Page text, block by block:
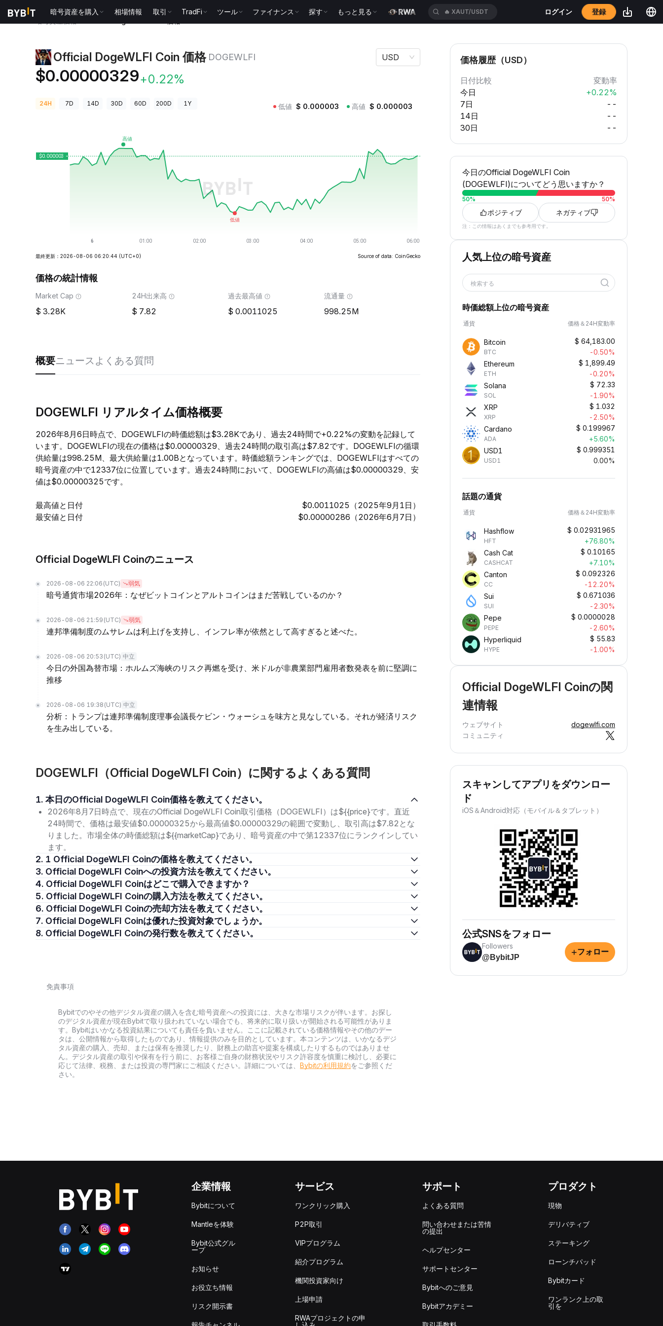
暗号資産を購入 相場情報 取引 TradFi ツール ファイナンス 探す もっと見る 🔥 ADAUSDT ログイン 登録
Official DogeWLFI Coin 価格 DOGEWLFI
$0.00000329+0.22%
USD
24H 7D 14D 30D 60D 200D 1Y 低値 $ 0.000003 高値 $ 0.000003
最終更新：2026-08-06 06:20:44 (UTC+0) Source of data: CoinGecko
価格の統計情報
Market Cap
3.28K
24H出来高
7.82
過去最高値
0.0011025
流通量
998.25M
概要ニュースよくある質問
DOGEWLFI リアルタイム価格概要
2026年8月6日時点で、DOGEWLFIの時価総額は$3.28Kであり、過去24時間で+0.22%の変動を記録して
います。DOGEWLFIの現在の価格は$0.00000329、過去24時間の取引高は$7.82です。DOGEWLFIの循環
供給量は998.25M、最大供給量は1.00Bとなっています。時価総額ランキングでは、DOGEWLFIはすべての
暗号資産の中で12337位に位置しています。過去24時間において、DOGEWLFIの高値は$0.00000329、安
値は$0.00000325です。
最高値と日付
$0.0011025（2025年9月1日）
最安値と日付
$0.00000286（2026年6月7日）
Official DogeWLFI Coinのニュース
2026-08-06 22:06 (UTC) 弱気
暗号通貨市場2026年：なぜビットコインとアルトコインはまだ苦戦しているのか？
2026-08-06 21:59 (UTC) 弱気
連邦準備制度のムサレムは利上げを支持し、インフレ率が依然として高すぎると述べた。
2026-08-06 20:53 (UTC) 中立
今日の外国為替市場：ホルムズ海峡のリスク再燃を受け、米ドルが非農業部門雇用者数発表を前に堅調に
推移
2026-08-06 19:38 (UTC) 中立
分析：トランプは連邦準備制度理事会議長ケビン・ウォーシュを味方と見なしている。それが経済リスク
を生み出している。
DOGEWLFI（Official DogeWLFI Coin）に関するよくある質問
1. 本日のOfficial DogeWLFI Coin価格を教えてください。
2026年8月7日時点で、現在のOfficial DogeWLFI Coin取引価格（DOGEWLFI）は${{price}です。直近
24時間で、価格は最安値$0.00000325から最高値$0.00000329の範囲で変動し、取引高は$7.82とな
りました。市場全体の時価総額は${{marketCap}であり、暗号資産の中で第12337位にランクインしてい
ます。
2. 1 Official DogeWLFI Coinの価格を教えてください。
3. Official DogeWLFI Coinへの投資方法を教えてください。
4. Official DogeWLFI Coinはどこで購入できますか？
5. Official DogeWLFI Coinの購入方法を教えてください。
6. Official DogeWLFI Coinの売却方法を教えてください。
7. Official DogeWLFI Coinは優れた投資対象でしょうか。
8. Official DogeWLFI Coinの発行数を教えてください。
免責事項
Bybitでのやその他デジタル資産の購入を含む暗号資産への投資には、大きな市場リスクが伴います。お探し
のデジタル資産が現在Bybitで取り扱われていない場合でも、将来的に取り扱いが開始される可能性がありま
す。Bybitはいかなる投資結果についても責任を負いません。ここに記載されている価格情報やその他のデー
タは、公開情報から取得したものであり、情報提供のみを目的としています。本コンテンツは、いかなるデジ
タル資産の購入、売却、または保有を推奨したり、財務上の助言や提案を構成したりするものではありませ
ん。デジタル資産の取引や保有を行う前に、お客様ご自身の財務状況やリスク許容度を慎重に検討し、必要に
応じて法律、税務、または投資の専門家にご相談ください。詳細については、 Bybitの利用規約をご参照くだ
さい。
価格履歴（USD）
日付比較
変動率
今日
+0.22%
7日
--
14日
--
30日
--
今日のOfficial DogeWLFI Coin
(DOGEWLFI)についてどう思いますか？
50% 50%
ポジティブ ネガティブ
注：この情報はあくまでも参考用です。
人気上位の暗号資産
検索する
時価総額上位の暗号資産
通貨 価格＆24H変動率
Bitcoin
BTC
$ 64,183.00
-0.50%
Ethereum
ETH
$ 1,899.49
-0.20%
Solana
SOL
$ 72.33
-1.90%
XRP
XRP
$ 1.032
-2.50%
Cardano
ADA
$ 0.199967
+5.60%
USD1
USD1
$ 0.999351
0.00%
話題の通貨
通貨 価格＆24H変動率
Hashflow
HFT
$ 0.02931965
+76.80%
Cash Cat
CASHCAT
$ 0.10165
+7.10%
Canton
CC
$ 0.092326
-12.20%
Sui
SUI
$ 0.671036
-2.30%
Pepe
PEPE
$ 0.0000028
-2.60%
Hyperliquid
HYPE
$ 55.83
-1.00%
Official DogeWLFI Coinの関
連情報
ウェブサイト
dogewlfi.com
コミュニティ
スキャンしてアプリをダウンロー
ド
iOS＆Android対応（モバイル＆タブレット）
公式SNSをフォロー
Followers
@BybitJP
+フォロー
企業情報
Bybitについて
Mantleを体験
Bybit公式グル
ープ
お知らせ
お役立ち情報
リスク開示書
サービス
ワンクリック購入
P2P取引
VIPプログラム
紹介プログラム
機関投資家向け
上場申請
RWAプロジェクトの申
サポート
よくある質問
問い合わせまたは苦情
の提出
ヘルプセンター
サポートセンター
Bybitへのご意見
Bybitアカデミー
プロダクト
現物
デリバティブ
ステーキング
ローンチパッド
Bybitカード
ワンランク上の取
引を